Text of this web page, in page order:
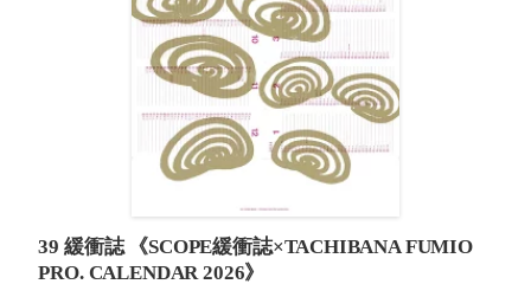
39 緩衝誌《SCOPE緩衝誌×TACHIBANA FUMIO
PRO. CALENDAR 2026》